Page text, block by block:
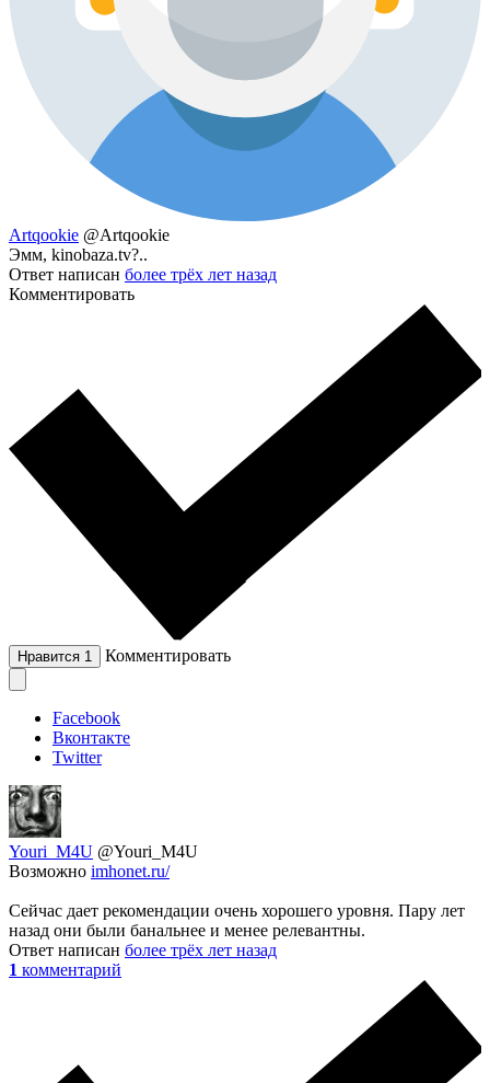
Artqookie @Artqookie
Эмм, kinobaza.tv?..
Ответ написан более трёх лет назад
Комментировать
Нравится 1 Комментировать
Facebook
Вконтакте
Twitter
Youri_M4U @Youri_M4U
Возможно imhonet.ru/
Сейчас дает рекомендации очень хорошего уровня. Пару лет
назад они были банальнее и менее релевантны.
Ответ написан более трёх лет назад
1 комментарий